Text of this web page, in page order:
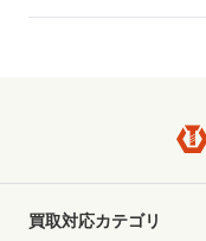
買取対応カテゴリ